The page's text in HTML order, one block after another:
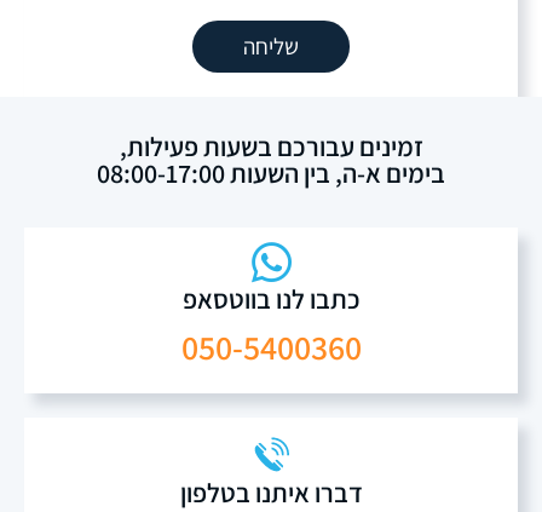
שליחה
זמינים עבורכם בשעות פעילות,
בימים א-ה, בין השעות 08:00-17:00
כתבו לנו בווטסאפ
050-5400360
דברו איתנו בטלפון